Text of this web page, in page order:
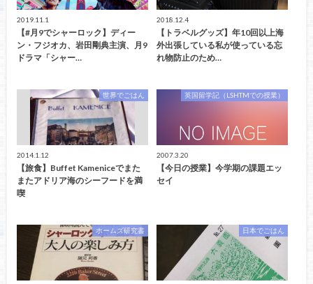
2019.11.1
【#月9でシャーロック】ディー
ン・フジオカ、岩田剛典主演、月9
ドラマ「シャー…
2018.12.4
【トラベルグッズ】年10回以上海
外出張している私が使っている忘
れ物防止のため…
世界でごはん
2014.1.12
【旅食】Buffet Kameniceでまた
またアドリア海のシーフードを満
喫
英国留学記（LSHTMでの授業）
2007.3.20
【今日の授業】今学期の課題エッ
セイ
ホームズ研究書 日本でごはん